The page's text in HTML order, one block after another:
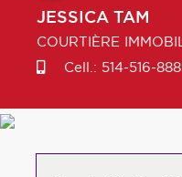
JESSICA TAM
COURTIÈRE
Cell.: 514-516-